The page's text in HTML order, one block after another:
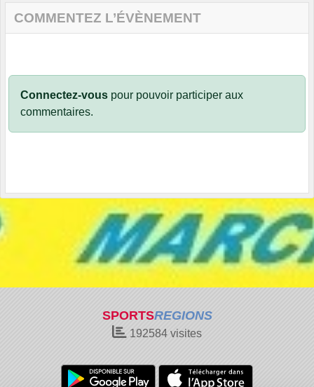
COMMENTEZ L’ÉVÈNEMENT
Connectez-vous pour pouvoir participer aux
commentaires.
SPORTSREGIONS
192584 visites